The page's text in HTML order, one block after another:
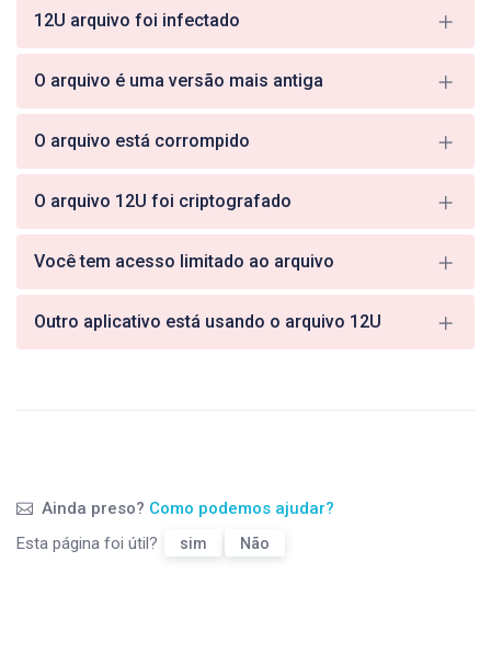
12U arquivo foi infectado
O arquivo é uma versão mais antiga
O arquivo está corrompido
O arquivo 12U foi criptografado
Você tem acesso limitado ao arquivo
Outro aplicativo está usando o arquivo 12U
Ainda preso? Como podemos ajudar?
Esta página foi útil?
sim Não